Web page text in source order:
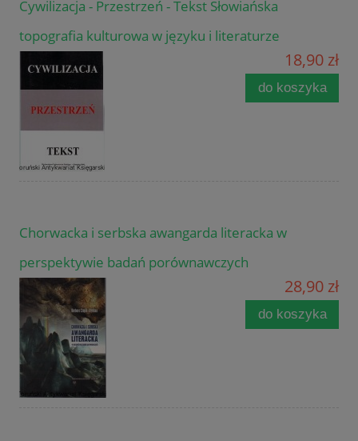
Cywilizacja - Przestrzeń - Tekst Słowiańska
topografia kulturowa w języku i literaturze
18,90 zł
do koszyka
Chorwacka i serbska awangarda literacka w
perspektywie badań porównawczych
28,90 zł
do koszyka